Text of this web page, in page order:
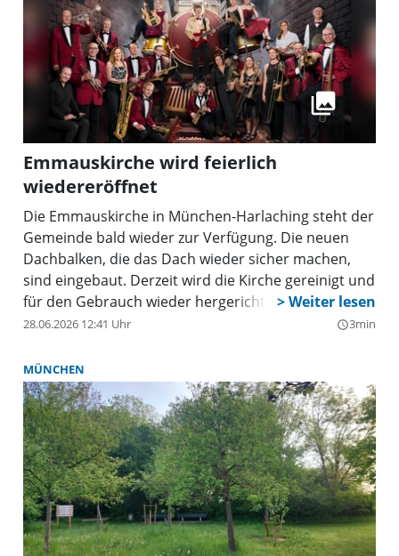
Emmauskirche wird feierlich
wiedereröffnet
Die Emmauskirche in München-Harlaching steht der
Gemeinde bald wieder zur Verfügung. Die neuen
Dachbalken, die das Dach wieder sicher machen,
sind eingebaut. Derzeit wird die Kirche gereinigt und
für den Gebrauch wieder hergerichtet. Der erste
Gottesdienst in der Kirche ist am 26. Juli geplant.
Veranstaltungen in der noch unbestuhlten Kirche.
28.06.2026 12:41 Uhr query_builder3min
MÜNCHEN